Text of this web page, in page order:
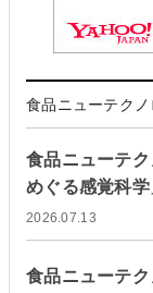
食品ニューテク
食品ニューテ
めぐる感覚科
2026.07.13
食品ニューテ